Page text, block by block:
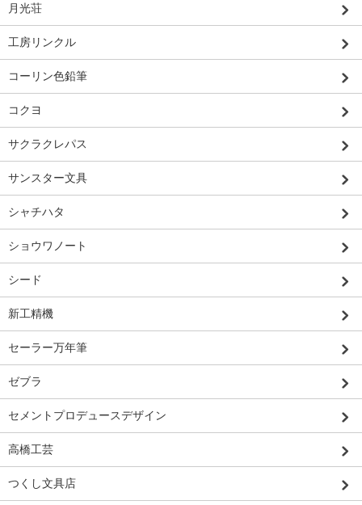
月光荘
工房リンクル
コーリン色鉛筆
コクヨ
サクラクレパス
サンスター文具
シャチハタ
ショウワノート
シード
新工精機
セーラー万年筆
ゼブラ
セメントプロデュースデザイン
高橋工芸
つくし文具店